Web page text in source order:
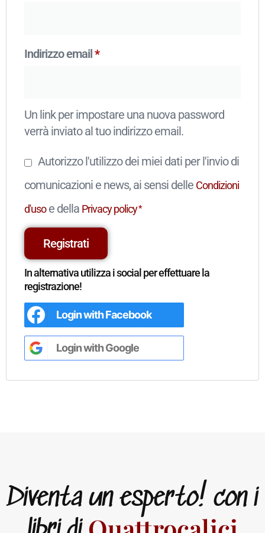
Indirizzo email*
Un link per impostare una nuova password
verrà inviato al tuo indirizzo email.
Autorizzo l'utilizzo dei miei dati per l'invio di
comunicazioni e news, ai sensi delle Condizioni
d'usoe della Privacy policy*
Registrati
In alternativa utilizza i social per effettuare la
registrazione!
Login withFacebook
Login withGoogle
Diventa un esperto! con i